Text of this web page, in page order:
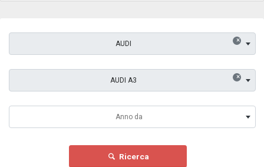
×
AUDI
×
AUDI A3
Anno da
Ricerca